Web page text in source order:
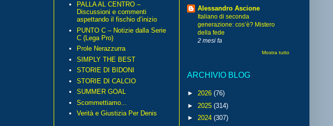
PALLA AL CENTRO –
Discussioni e commenti
aspettando il fischio d’inizio
PUNTO C – Notizie dalla Serie
C (Lega Pro)
Prole Nerazzurra
SIMPLY THE BEST
STORIE DI BIDONI
STORIE DI CALCIO
SUMMER GOAL
Scommettiamo...
Verità e Giustizia Per Denis
Alessandro Ascione
Italiano di seconda
generazione: cos’è? Mistero
della fede
2 mesi fa
Mostra tutto
ARCHIVIO BLOG
► 2026 (76)
► 2025 (314)
► 2024 (307)